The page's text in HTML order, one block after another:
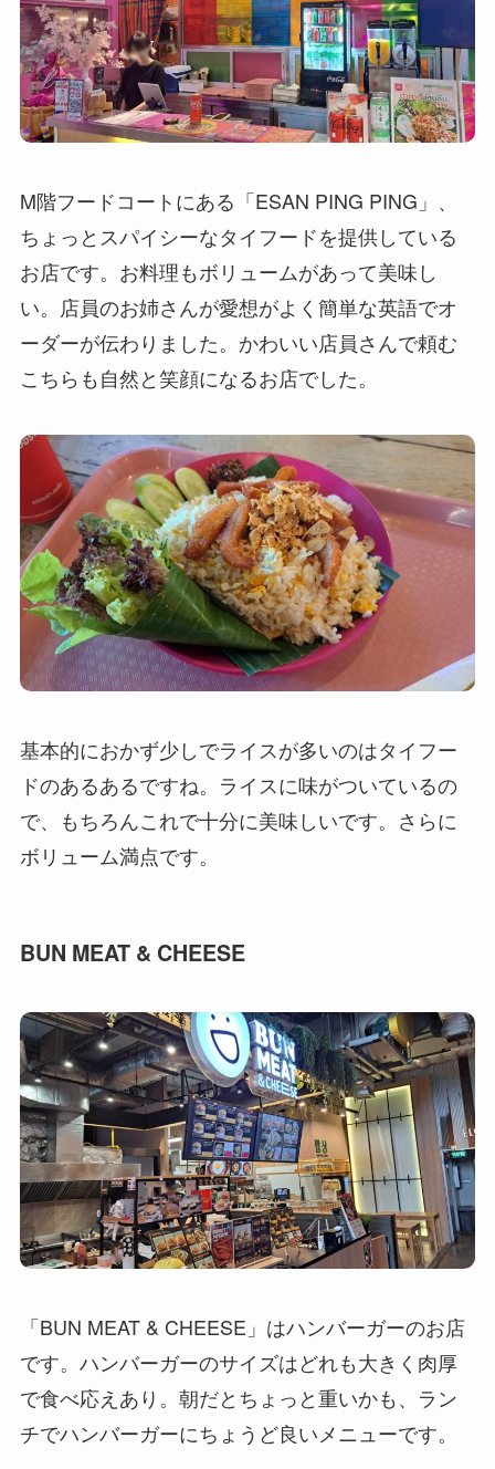
M階フードコートにある「ESAN PING PING」、
ちょっとスパイシーなタイフードを提供している
お店です。お料理もボリュームがあって美味し
い。店員のお姉さんが愛想がよく簡単な英語でオ
ーダーが伝わりました。かわいい店員さんで頼む
こちらも自然と笑顔になるお店でした。
基本的におかず少しでライスが多いのはタイフー
ドのあるあるですね。ライスに味がついているの
で、もちろんこれで十分に美味しいです。さらに
ボリューム満点です。
BUN MEAT & CHEESE
「BUN MEAT & CHEESE」はハンバーガーのお店
です。ハンバーガーのサイズはどれも大きく肉厚
で食べ応えあり。朝だとちょっと重いかも、ラン
チでハンバーガーにちょうど良いメニューです。